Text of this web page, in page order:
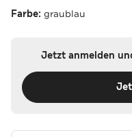
Farbe: graublau
Jetzt anmelden